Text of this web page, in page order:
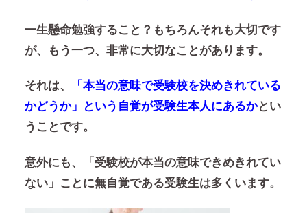
一生懸命勉強すること？もちろんそれも大切です
が、もう一つ、非常に大切なことがあります。
それは、
「本当の意味で受験校を決めきれている
かどうか」という自覚が受験生本人にあるかとい
うことです。
意外にも、「受験校が本当の意味できめきれてい
ない」ことに無自覚である受験生は多くいます。